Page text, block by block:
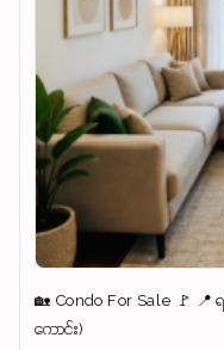
🏡 Condo For Sale 🚩 📍
ကောင်း)